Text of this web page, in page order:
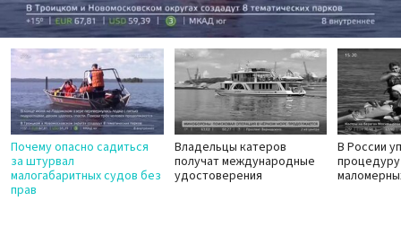
Video
Почему опасно садиться
за штурвал
малогабаритных судов без
прав
Владельцы катеров
получат международные
удостоверения
В России